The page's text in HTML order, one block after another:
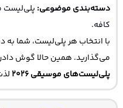
دسته‌بندی موضوعی: پلی‌لیست
کافه.
با انتخاب هر پلی‌لیست، شما
می‌گذارید. همین حالا گوش
پلی‌لیست‌های موسیقی ۲۰۲۶